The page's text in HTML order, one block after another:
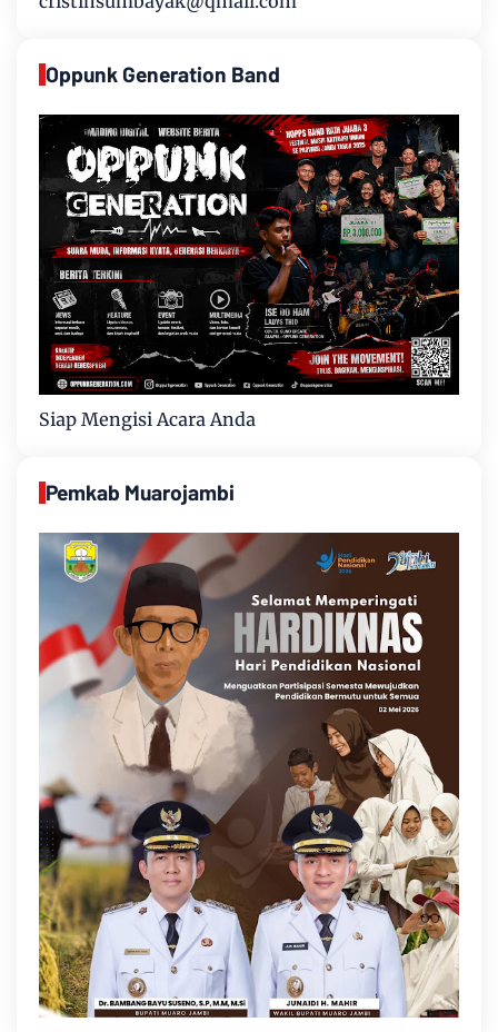
Oppunk Generation Band
Siap Mengisi Acara Anda
Pemkab Muarojambi